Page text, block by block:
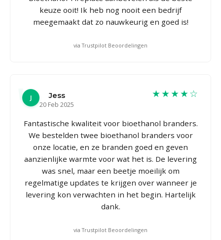
keuze ooit! Ik heb nog nooit een bedrijf
meegemaakt dat zo nauwkeurig en goed is!
via Trustpilot Beoordelingen
J
Jess
20 Feb 2025
★★★★☆
Fantastische kwaliteit voor bioethanol branders.
We bestelden twee bioethanol branders voor
onze locatie, en ze branden goed en geven
aanzienlijke warmte voor wat het is. De levering
was snel, maar een beetje moeilijk om
regelmatige updates te krijgen over wanneer je
levering kon verwachten in het begin. Hartelijk
dank.
via Trustpilot Beoordelingen